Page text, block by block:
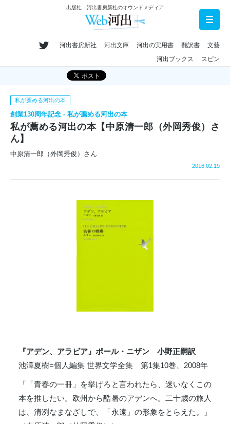
出版社 河出書房新社のオウンドメディア
河出書房新社 河出文庫 河出の実用書 翻訳書
文藝
河出ブックス
スピン
私が薦める河出の本
創業130周年記念 - 私が薦める河出の本
私が薦める河出の本【中原清一郎（外岡秀俊）さ
ん】
中原清一郎（外岡秀俊）さん
2016.02.19
『アデン、アラビア 』ポール・ニザン 小野正嗣訳
池澤夏樹=個人編集 世界文学全集 第1集10巻、2008年
「「青春の一冊」を挙げろと言われたら、迷いなくこの
本を推したい。欧州から酷暑のアデンへ。二十歳の旅人
は、清冽なまなざしで、「永遠」の形象をとらえた。」